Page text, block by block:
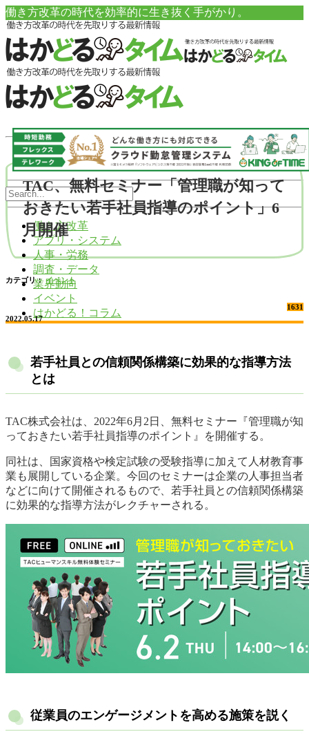
働き方改革の時代を効率的に生き抜く手がかり。
働き方改革
アプリ・システム
人事・労務
調査・データ
業界動向
イベント
はかどる！コラム
TAC、無料セミナー「管理職が知って
おきたい若手社員指導のポイント」6
月開催
カテゴリ： イベント
1631
2022.05.17
若手社員との信頼関係構築に効果的な指導方法
とは
TAC株式会社は、2022年6月2日、無料セミナー『管理職が知
っておきたい若手社員指導のポイント』を開催する。
同社は、国家資格や検定試験の受験指導に加えて人材教育事
業も展開している企業。今回のセミナーは企業の人事担当者
などに向けて開催されるもので、若手社員との信頼関係構築
に効果的な指導方法がレクチャーされる。
従業員のエンゲージメントを高める施策を説く